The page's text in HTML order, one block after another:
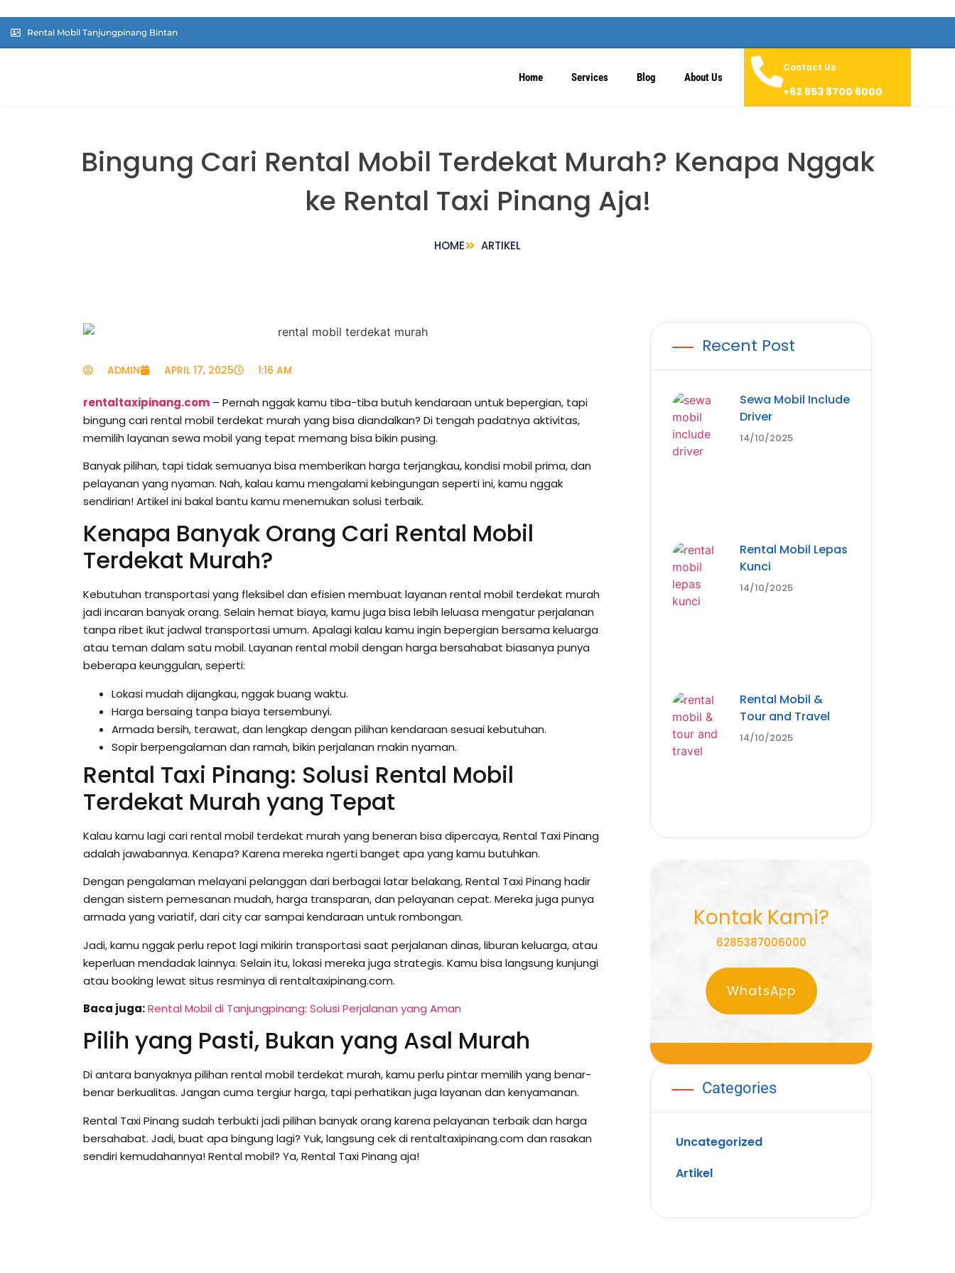
Rental Mobil Tanjungpinang Bintan
Home Services Blog About Us
Contact Us
+62 853 8700 6000
Bingung Cari Rental Mobil Terdekat Murah? Kenapa Nggak
ke Rental Taxi Pinang Aja!
HOME ARTIKEL
ADMIN APRIL 17, 2025 1:16 AM
rentaltaxipinang.com – Pernah nggak kamu tiba-tiba butuh kendaraan untuk bepergian, tapi
bingung cari rental mobil terdekat murah yang bisa diandalkan? Di tengah padatnya aktivitas,
memilih layanan sewa mobil yang tepat memang bisa bikin pusing.
Banyak pilihan, tapi tidak semuanya bisa memberikan harga terjangkau, kondisi mobil prima, dan
pelayanan yang nyaman. Nah, kalau kamu mengalami kebingungan seperti ini, kamu nggak
sendirian! Artikel ini bakal bantu kamu menemukan solusi terbaik.
Kenapa Banyak Orang Cari Rental Mobil
Terdekat Murah?
Kebutuhan transportasi yang fleksibel dan efisien membuat layanan rental mobil terdekat murah
jadi incaran banyak orang. Selain hemat biaya, kamu juga bisa lebih leluasa mengatur perjalanan
tanpa ribet ikut jadwal transportasi umum. Apalagi kalau kamu ingin bepergian bersama keluarga
atau teman dalam satu mobil. Layanan rental mobil dengan harga bersahabat biasanya punya
beberapa keunggulan, seperti:
Lokasi mudah dijangkau, nggak buang waktu.
Harga bersaing tanpa biaya tersembunyi.
Armada bersih, terawat, dan lengkap dengan pilihan kendaraan sesuai kebutuhan.
Sopir berpengalaman dan ramah, bikin perjalanan makin nyaman.
Rental Taxi Pinang: Solusi Rental Mobil
Terdekat Murah yang Tepat
Kalau kamu lagi cari rental mobil terdekat murah yang beneran bisa dipercaya, Rental Taxi Pinang
adalah jawabannya. Kenapa? Karena mereka ngerti banget apa yang kamu butuhkan.
Dengan pengalaman melayani pelanggan dari berbagai latar belakang, Rental Taxi Pinang hadir
dengan sistem pemesanan mudah, harga transparan, dan pelayanan cepat. Mereka juga punya
armada yang variatif, dari city car sampai kendaraan untuk rombongan.
Jadi, kamu nggak perlu repot lagi mikirin transportasi saat perjalanan dinas, liburan keluarga, atau
keperluan mendadak lainnya. Selain itu, lokasi mereka juga strategis. Kamu bisa langsung kunjungi
atau booking lewat situs resminya di rentaltaxipinang.com.
Baca juga:Rental Mobil di Tanjungpinang: Solusi Perjalanan yang Aman
Pilih yang Pasti, Bukan yang Asal Murah
Di antara banyaknya pilihan rental mobil terdekat murah, kamu perlu pintar memilih yang benar-
benar berkualitas. Jangan cuma tergiur harga, tapi perhatikan juga layanan dan kenyamanan.
Rental Taxi Pinang sudah terbukti jadi pilihan banyak orang karena pelayanan terbaik dan harga
bersahabat. Jadi, buat apa bingung lagi? Yuk, langsung cek di rentaltaxipinang.com dan rasakan
sendiri kemudahannya! Rental mobil? Ya, Rental Taxi Pinang aja!
Recent Post
Sewa Mobil Include
Driver
14/10/2025
Rental Mobil Lepas
Kunci
14/10/2025
Rental Mobil &
Tour and Travel
14/10/2025
Kontak Kami?
6285387006000
WhatsApp
Categories
Uncategorized
Artikel